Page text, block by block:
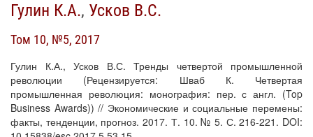
Гулин К.А., Усков В.С.
Том 10, №5, 2017
Гулин К.А., Усков В.С. Тренды четвертой промышленной
революции (Рецензируется: Шваб К. Четвертая
промышленная революция: монография: пер. с англ. (Top
Business Awards)) // Экономические и социальные перемены:
факты, тенденции, прогноз. 2017. Т. 10. № 5. С. 216-221. DOI: